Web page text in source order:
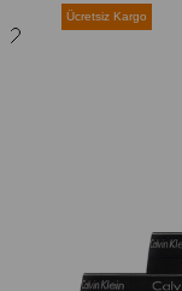
Ücretsiz Kargo